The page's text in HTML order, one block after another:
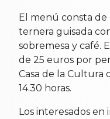
El menú consta
ternera guisada
sobremesa y café.
de 25 euros por
Casa de la Cultura
14.30 horas.
Los interesados